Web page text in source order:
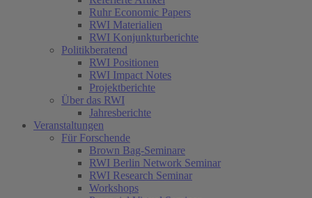
Ruhr Economic Papers
RWI Materialien
RWI Konjunkturberichte
Politikberatend
RWI Positionen
RWI Impact Notes
Projektberichte
Über das RWI
Jahresberichte
Veranstaltungen
Für Forschende
Brown Bag-Seminare
RWI Berlin Network Seminar
RWI Research Seminar
Workshops